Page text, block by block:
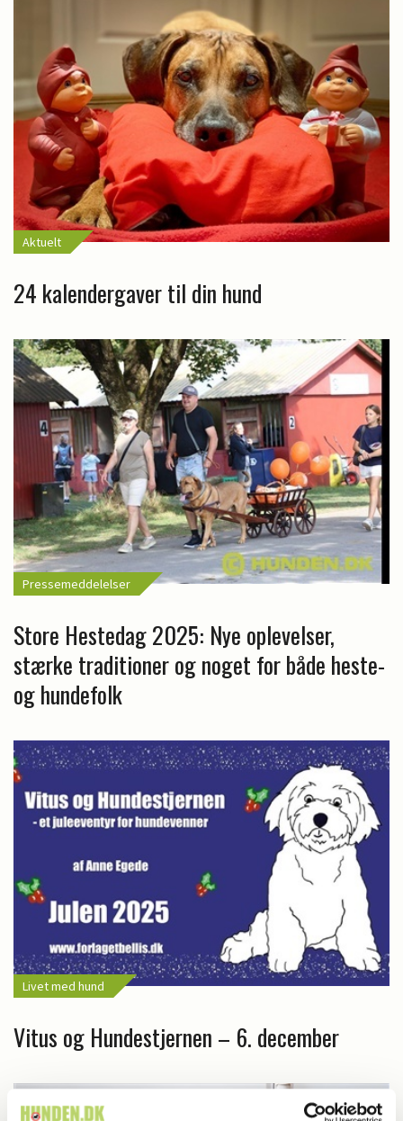
Aktuelt
24 kalendergaver til din hund
Pressemeddelelser
Store Hestedag 2025: Nye oplevelser,
stærke traditioner og noget for både heste-
og hundefolk
Livet med hund
Vitus og Hundestjernen – 6. december